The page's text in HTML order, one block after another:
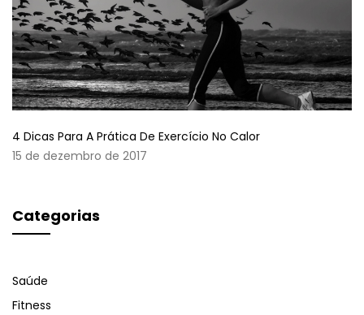
4 Dicas Para A Prática De Exercício No Calor
15 de dezembro de 2017
Categorias
Saúde
Fitness